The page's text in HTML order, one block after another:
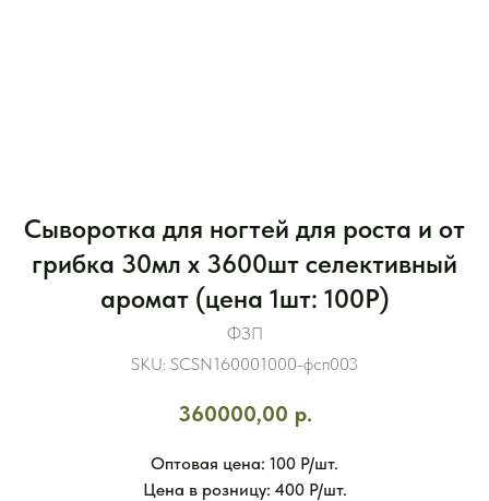
Сыворотка для ногтей для роста и от
грибка 30мл x 3600шт селективный
аромат (цена 1шт: 100Р)
ФЗП
SKU: SCSN160001000-фсп003
360000,00 р.
Оптовая цена: 100 Р/шт.
Цена в розницу: 400 Р/шт.